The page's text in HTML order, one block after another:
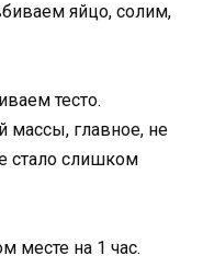
яйцо, солим,
тесто.
массы, главное, не
стало слишком
месте на 1 час.